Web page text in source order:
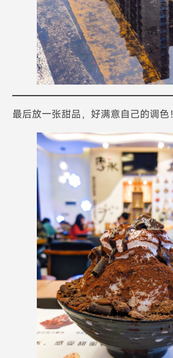
最后放一张甜品，好满意自己的调色！